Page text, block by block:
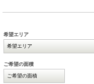
希望エリア
ご希望の面積